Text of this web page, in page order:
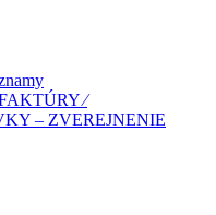
⁄
– ZVEREJNENIE